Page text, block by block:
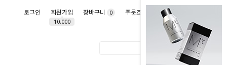
로그인 회원가입
10,000
장바구니 0 주문조회 마이페이지